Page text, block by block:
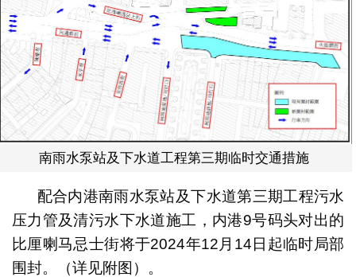
南雨水泵站及下水道工程第三期临时交通措施
配合内港南雨水泵站及下水道第三期工程污水
压力管及清污水下水道施工，内港9号码头对出的
比厘喇马忌士街将于2024年12月14日起临时局部
围封。（详见附图）。